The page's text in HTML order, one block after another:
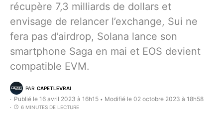
récupère 7,3 milliards de dollars et
envisage de relancer l’exchange, Sui ne
fera pas d’airdrop, Solana lance son
smartphone Saga en mai et EOS devient
compatible EVM.
PAR CAPETLEVRAI
Publié le 16 avril 2023 à 16h15 • Modifié le 02 octobre 2023 à 18h58
6 MINUTES DE LECTURE